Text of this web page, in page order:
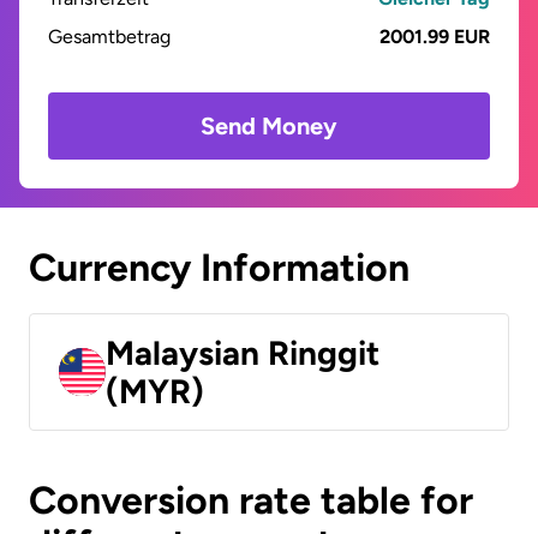
Gesamtbetrag
2001.99 EUR
Send Money
Currency Information
Malaysian Ringgit
(MYR)
Conversion rate table for